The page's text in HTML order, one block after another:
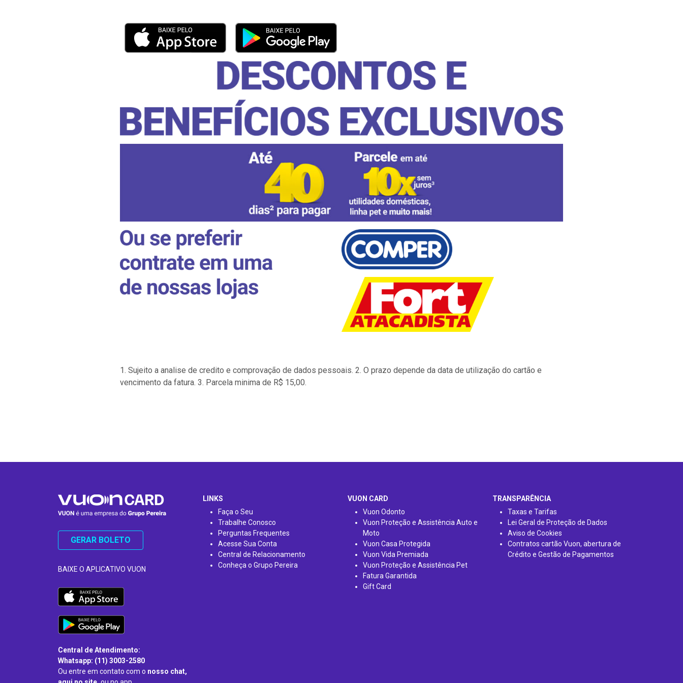
1. Sujeito a analise de credito e comprovação de dados pessoais. 2. O prazo depende da data de utilização do cartão e
vencimento da fatura. 3. Parcela minima de R$ 15,00.
GERAR BOLETO
BAIXE O APLICATIVO VUON
Central de Atendimento:
Whatsapp: (11) 3003-2580
Ou entre em contato com o nosso chat,
LINKS
Faça o Seu
Trabalhe Conosco
Perguntas Frequentes
Acesse Sua Conta
Central de Relacionamento
Conheça o Grupo Pereira
VUON CARD
Vuon Odonto
Vuon Proteção e Assistência Auto e
Moto
Vuon Casa Protegida
Vuon Vida Premiada
Vuon Proteção e Assistência Pet
Fatura Garantida
Gift Card
TRANSPARÊNCIA
Taxas e Tarifas
Lei Geral de Proteção de Dados
Aviso de Cookies
Contratos cartão Vuon, abertura de
Crédito e Gestão de Pagamentos